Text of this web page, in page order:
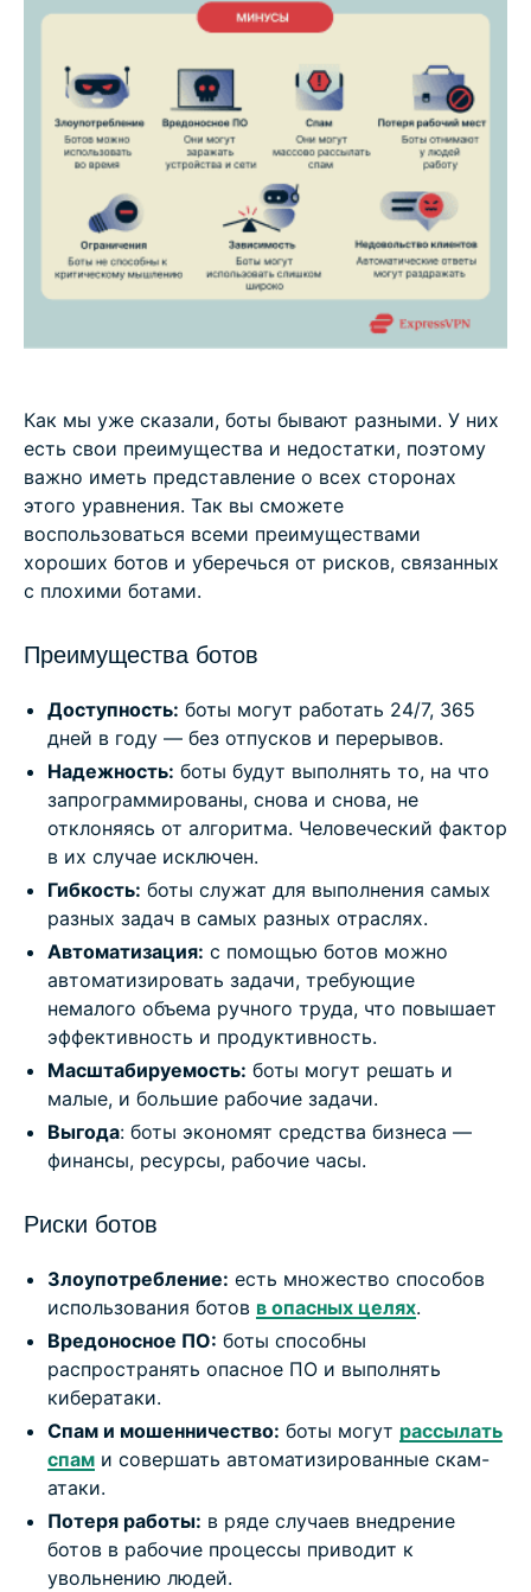
Как мы уже сказали, боты бывают разными. У них
есть свои преимущества и недостатки, поэтому
важно иметь представление о всех сторонах
этого уравнения. Так вы сможете
воспользоваться всеми преимуществами
хороших ботов и уберечься от рисков, связанных
с плохими ботами.
Преимущества ботов
Доступность: боты могут работать 24/7, 365
дней в году — без отпусков и перерывов.
Надежность: боты будут выполнять то, на что
запрограммированы, снова и снова, не
отклоняясь от алгоритма. Человеческий фактор
в их случае исключен.
Гибкость: боты служат для выполнения самых
разных задач в самых разных отраслях.
Автоматизация: с помощью ботов можно
автоматизировать задачи, требующие
немалого объема ручного труда, что повышает
эффективность и продуктивность.
Масштабируемость: боты могут решать и
малые, и большие рабочие задачи.
Выгода: боты экономят средства бизнеса —
финансы, ресурсы, рабочие часы.
Риски ботов
Злоупотребление: есть множество способов
использования ботов в опасных целях.
Вредоносное ПО: боты способны
распространять опасное ПО и выполнять
кибератаки.
Спам и мошенничество: боты могут рассылать
спам и совершать автоматизированные скам-
атаки.
Потеря работы: в ряде случаев внедрение
ботов в рабочие процессы приводит к
увольнению людей.